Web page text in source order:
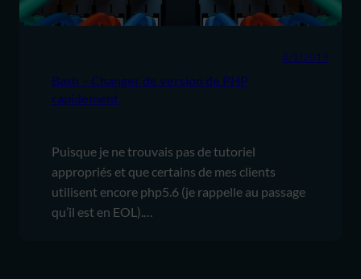
8/1/2019
Bash – Changer de version de PHP
rapidement
Puisque je ne trouvais pas de tutoriel
appropriés et que certains de mes clients
utilisent encore php5.6 (je rappelle au passage
qu’il est en EOL).…